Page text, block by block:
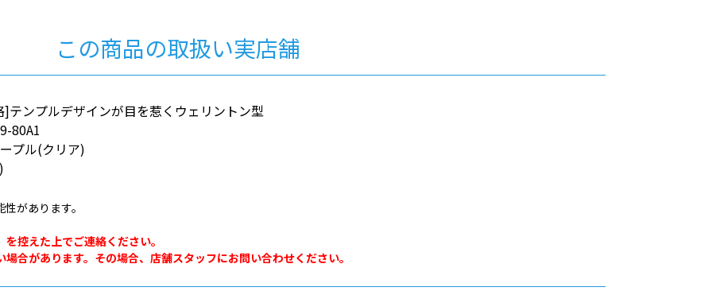
この商品の取扱い実店舗
テンプルデザインが目を惹くウェリントン型
80A1
プル(クリア)
があります。
控えた上でご連絡ください。
合があります。その場合、店舗スタッフにお問い合わせください。